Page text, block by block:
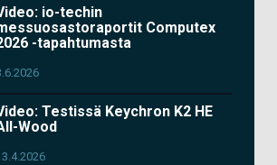
io-techin
Computex
-tapahtumasta
Testissä Keychron K2 HE
Wood